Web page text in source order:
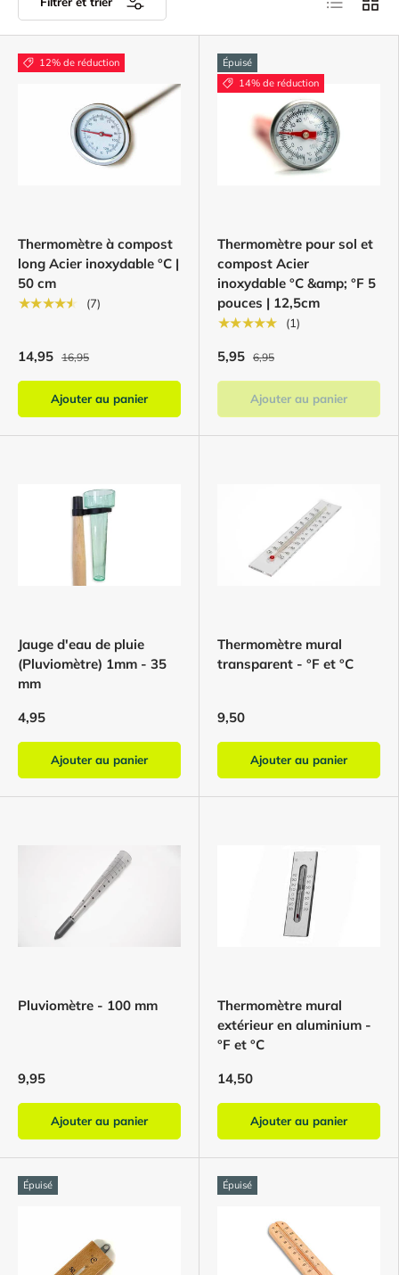
12% de réduction
Thermomètre à compost
long Acier inoxydable °C |
50 cm
★★★★★
(7)
14,95 16,95
Ajouter au panier
Épuisé
14% de réduction
Thermomètre pour sol et
compost Acier
inoxydable °C &amp; °F 5
pouces | 12,5cm
★★★★★
(1)
5,95 6,95
Ajouter au panier
Jauge d'eau de pluie
(Pluviomètre) 1mm - 35
mm
4,95
Ajouter au panier
Thermomètre mural
transparent - °F et °C
9,50
Ajouter au panier
Pluviomètre - 100 mm
9,95
Ajouter au panier
Thermomètre mural
extérieur en aluminium -
°F et °C
14,50
Ajouter au panier
Épuisé Épuisé